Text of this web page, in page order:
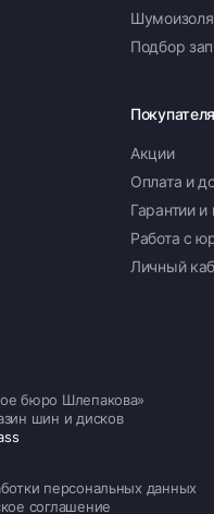
Подбор
Акции
Оплата и
Гарантии и
Работа с
Личный
бюро Шлепакова»
шин и дисков
персональных данных
соглашение